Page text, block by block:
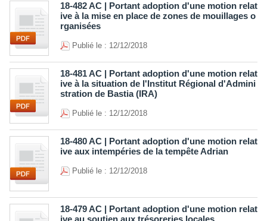
18-482 AC | Portant adoption d'une motion relat
ive à la mise en place de zones de mouillages o
rganisées
Publié le : 12/12/2018
18-481 AC | Portant adoption d'une motion relat
ive à la situation de l'Institut Régional d'Admini
stration de Bastia (IRA)
Publié le : 12/12/2018
18-480 AC | Portant adoption d'une motion relat
ive aux intempéries de la tempête Adrian
Publié le : 12/12/2018
18-479 AC | Portant adoption d'une motion relat
ive au soutien aux trésoreries locales